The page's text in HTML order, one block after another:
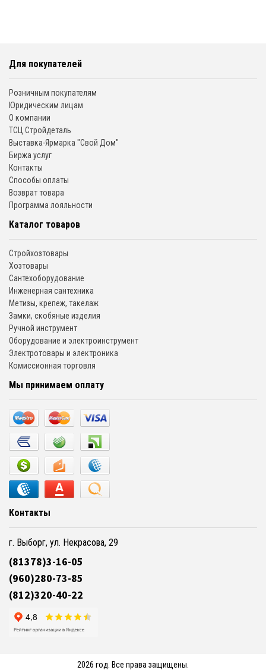
Для покупателей
Розничным покупателям
Юридическим лицам
О компании
ТСЦ Стройдеталь
Выставка-Ярмарка "Свой Дом"
Биржа услуг
Контакты
Способы оплаты
Возврат товара
Программа лояльности
Каталог товаров
Стройхозтовары
Хозтовары
Сантехоборудование
Инженерная сантехника
Метизы, крепеж, такелаж
Замки, скобяные изделия
Ручной инструмент
Оборудование и электроинструмент
Электротовары и электроника
Комиссионная торговля
Мы принимаем оплату
Контакты
г. Выборг, ул. Некрасова, 29
(81378)3-16-05
(960)280-73-85
(812)320-40-22
2026 год. Все права защищены.